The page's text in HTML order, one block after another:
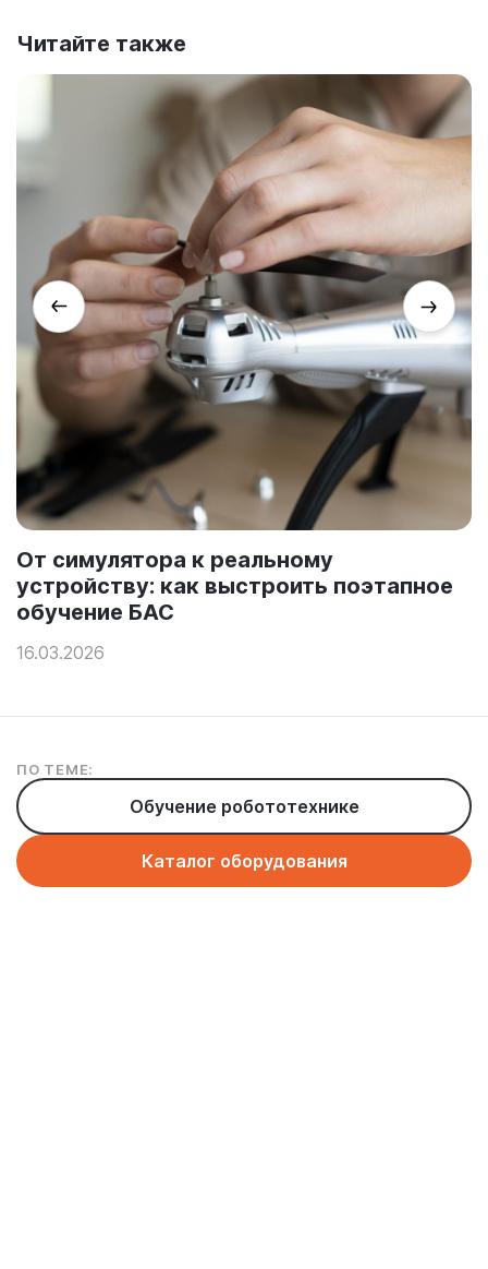
Читайте также
От симулятора к реальному
устройству: как выстроить поэтапное
обучение БАС
16.03.2026
ПО ТЕМЕ:
Обучение робототехнике
Каталог оборудования